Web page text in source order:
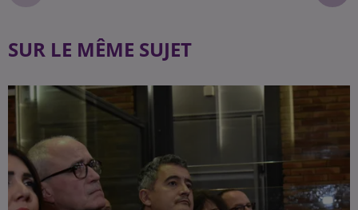
SUR LE MÊME SUJET